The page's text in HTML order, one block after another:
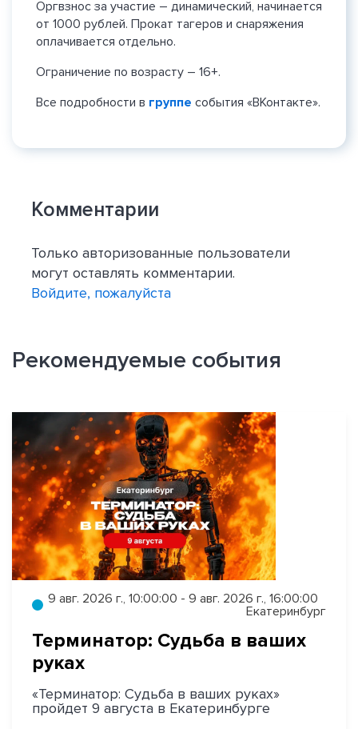
Оргвзнос за участие – динамический, начинается
от 1000 рублей. Прокат тагеров и снаряжения
оплачивается отдельно.
Ограничение по возрасту – 16+.
Все подробности в группе события «ВКонтакте».
Комментарии
Только авторизованные пользователи
могут оставлять комментарии.
Войдите, пожалуйста
Рекомендуемые события
9 авг. 2026 г., 10:00:00 - 9 авг. 2026 г., 16:00:00
Екатеринбург
Терминатор: Судьба в ваших
руках
«Терминатор: Судьба в ваших руках»
пройдет 9 августа в Екатеринбурге